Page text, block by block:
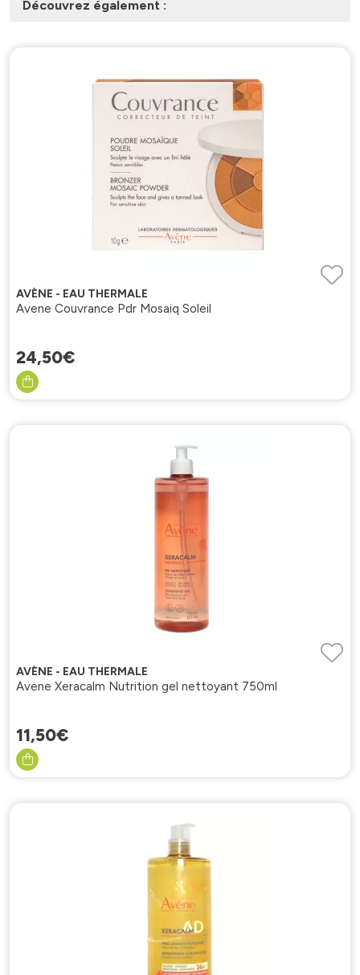
Découvrez également :
AVÈNE - EAU THERMALE
Avene Couvrance Pdr Mosaiq Soleil
24,50€
AVÈNE - EAU THERMALE
Avene Xeracalm Nutrition gel nettoyant 750ml
11,50€